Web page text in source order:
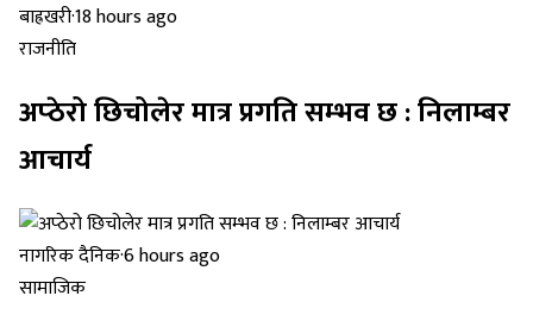
बाह्रखरी·18 hours ago
राजनीति
अप्ठेरो छिचोलेर मात्र प्रगति सम्भव छ : निलाम्बर
आचार्य
नागरिक दैनिक·6 hours ago
सामाजिक